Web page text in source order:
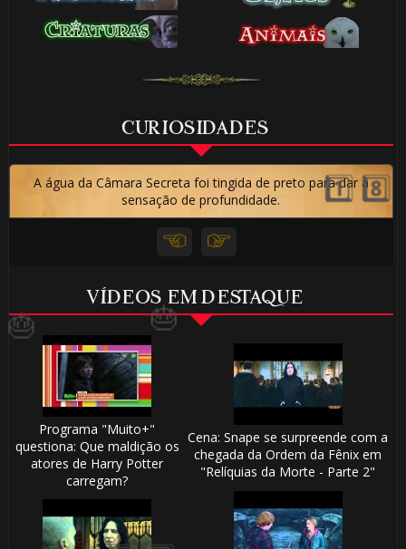
CURIOSIDADES
A água da Câmara Secreta foi tingida de preto para dar a
sensação de profundidade.
VÍDEOS EM DESTAQUE
Programa "Muito+"
questiona: Que maldição os
atores de Harry Potter
carregam?
Cena: Snape se surpreende com a
chegada da Ordem da Fênix em
"Relíquias da Morte - Parte 2"